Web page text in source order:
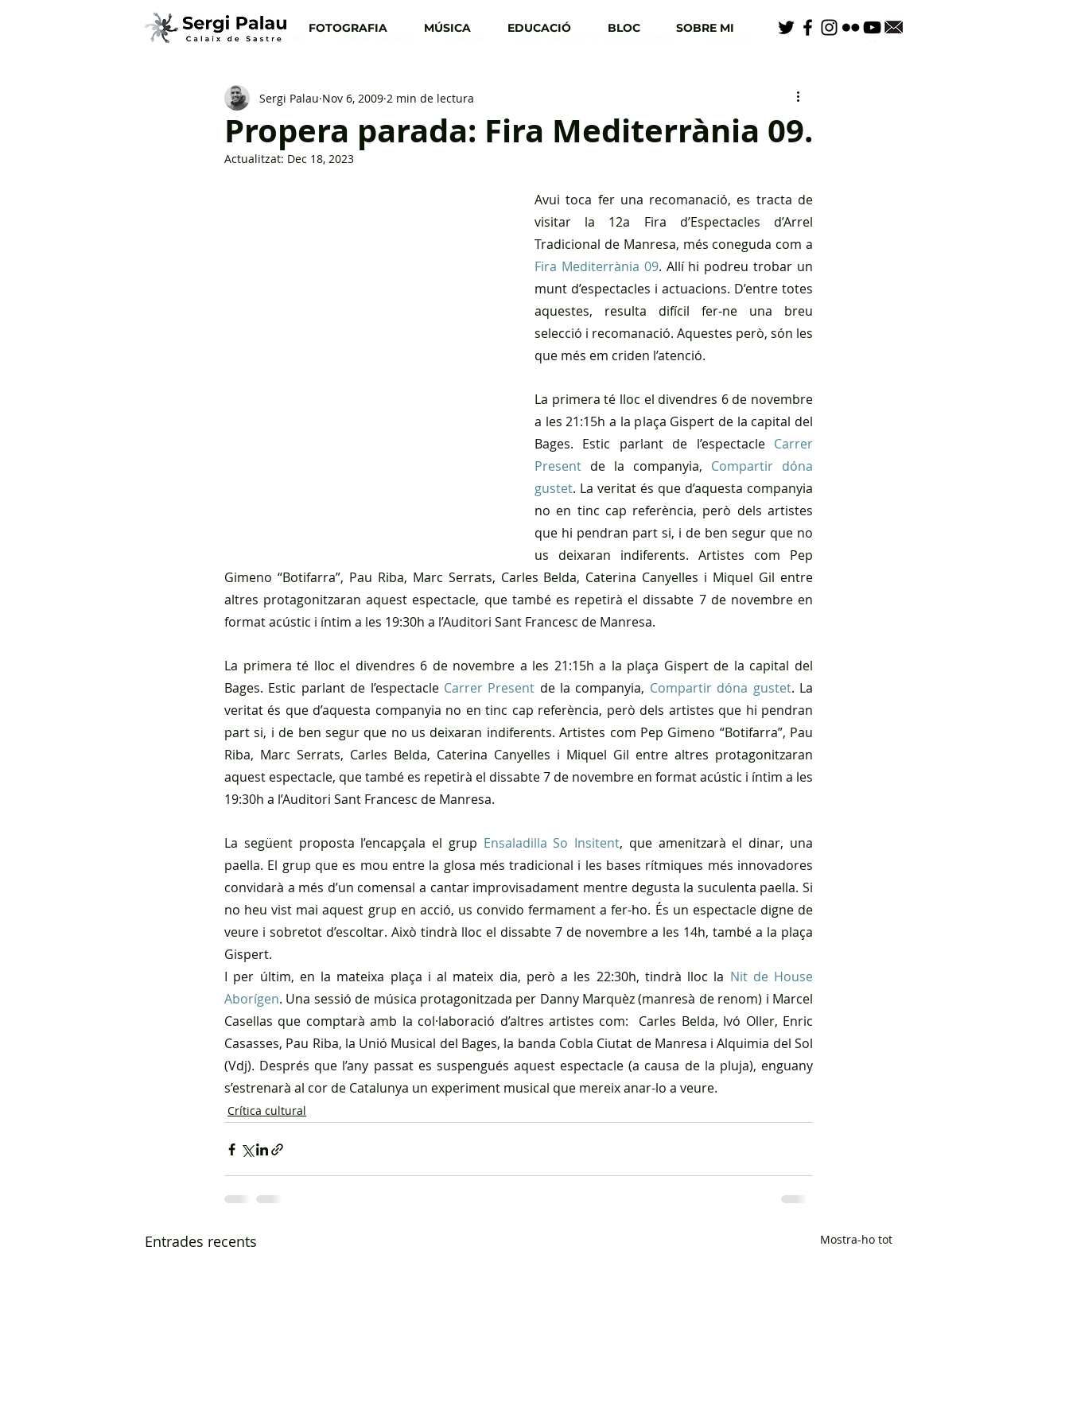
FOTOGRAFIA MÚSICA EDUCACIÓ BLOC SOBRE MI
Totes les entrades Opinió Crítica cultural Castells Diari musical de confinament 365/2025
Propera parada: Fira Mediterrània 09.
Sergi Palau Nov 6, 2009 2 min de lectura
Actualitzat: Dec 18, 2023
Avui toca fer una recomanació, es tracta de
visitar la 12a Fira d’Espectacles d’Arrel
Tradicional de Manresa, més coneguda com a
Fira Mediterrània 09. Allí hi podreu trobar un
munt d’espectacles i actuacions. D’entre totes
aquestes, resulta difícil fer-ne una breu
selecció i recomanació. Aquestes però, són les
que més em criden l’atenció.
La primera té lloc el divendres 6 de novembre
a les 21:15h a la plaça Gispert de la capital del
Bages. Estic parlant de l’espectacle Carrer
Present de la companyia, Compartir dóna
gustet. La veritat és que d’aquesta companyia
no en tinc cap referència, però dels artistes
que hi pendran part si, i de ben segur que no
us deixaran indiferents. Artistes com Pep
Gimeno “Botifarra”, Pau Riba, Marc Serrats, Carles Belda, Caterina Canyelles i Miquel Gil entre
altres protagonitzaran aquest espectacle, que també es repetirà el dissabte 7 de novembre en
format acústic i íntim a les 19:30h a l’Auditori Sant Francesc de Manresa.
La primera té lloc el divendres 6 de novembre a les 21:15h a la plaça Gispert de la capital del
Bages. Estic parlant de l’espectacle Carrer Present de la companyia, Compartir dóna gustet. La
veritat és que d’aquesta companyia no en tinc cap referència, però dels artistes que hi pendran
part si, i de ben segur que no us deixaran indiferents. Artistes com Pep Gimeno “Botifarra”, Pau
Riba, Marc Serrats, Carles Belda, Caterina Canyelles i Miquel Gil entre altres protagonitzaran
aquest espectacle, que també es repetirà el dissabte 7 de novembre en format acústic i íntim a les
19:30h a l’Auditori Sant Francesc de Manresa.
La següent proposta l’encapçala el grup Ensaladilla So Insitent, que amenitzarà el dinar, una
paella. El grup que es mou entre la glosa més tradicional i les bases rítmiques més innovadores
convidarà a més d’un comensal a cantar improvisadament mentre degusta la suculenta paella. Si
no heu vist mai aquest grup en acció, us convido fermament a fer-ho. És un espectacle digne de
veure i sobretot d’escoltar. Això tindrà lloc el dissabte 7 de novembre a les 14h, també a la plaça
Gispert.
I per últim, en la mateixa plaça i al mateix dia, però a les 22:30h, tindrà lloc la Nit de House
Aborígen. Una sessió de música protagonitzada per Danny Marquèz (manresà de renom) i Marcel
Casellas que comptarà amb la col·laboració d’altres artistes com:  Carles Belda, Ivó Oller, Enric
Casasses, Pau Riba, la Unió Musical del Bages, la banda Cobla Ciutat de Manresa i Alquimia del Sol
(Vdj). Després que l’any passat es suspengués aquest espectacle (a causa de la pluja), enguany
s’estrenarà al cor de Catalunya un experiment musical que mereix anar-lo a veure.
Crítica cultural
Entrades recents Mostra-ho tot